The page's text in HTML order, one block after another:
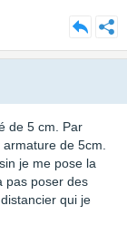
de 5 cm. Par
de 5cm.
je me pose la
pas poser des
qui je